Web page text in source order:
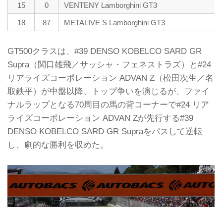
15 0 VENTENY Lamborghini GT3
18 87 METALIVE S Lamborghini GT3
GT500クラスは、#39 DENSO KOBELCO SARD GR
Supra（関口雄飛／サッシャ・フェネストラズ）と#24
リアライズコーポレーション ADVAN Z（松田次生／名
取鉄平）が中盤以降、トップ争いを演じるが、ファイ
ナルラップとなる70周目の馬の背コーナーで#24 リア
ライズコーポレーション ADVAN Zが先行する#39
DENSO KOBELCO SARD GR Supraをパスして逆転
し、劇的な勝利を収めた。